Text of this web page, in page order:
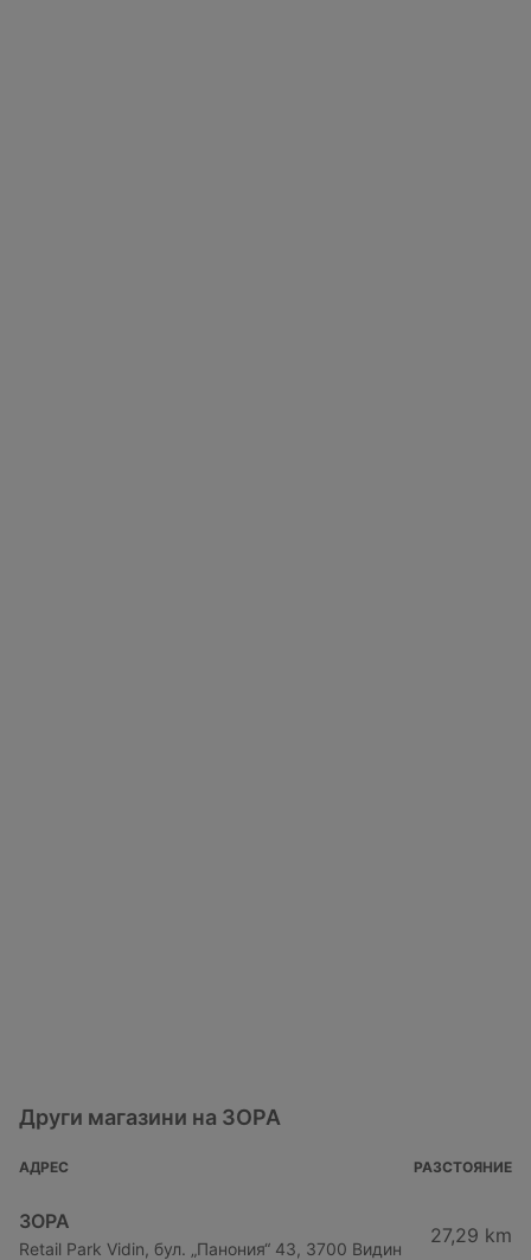
Други магазини на ЗОРА
АДРЕС РАЗСТОЯНИЕ
ЗОРА
Retail Park Vidin, бул. „Панония“ 43, 3700 Видин
27,29 km